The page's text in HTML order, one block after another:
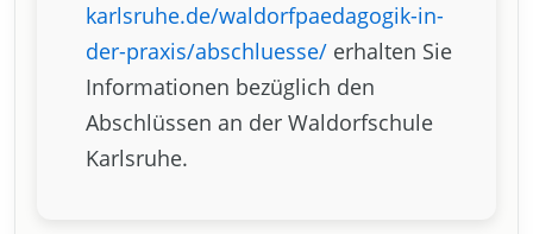
karlsruhe.de/waldorfpaedagogik-in-
der-praxis/abschluesse/ erhalten Sie
Informationen bezüglich den
Abschlüssen an der Waldorfschule
Karlsruhe.